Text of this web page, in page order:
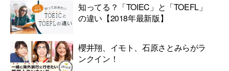
知ってる？「TOIEC」と「TOEFL」
の違い【2018年最新版】
櫻井翔、イモト、石原さとみらがラ
ンクイン！